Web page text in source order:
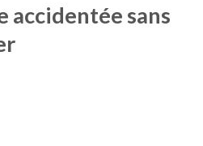
accidentée sans